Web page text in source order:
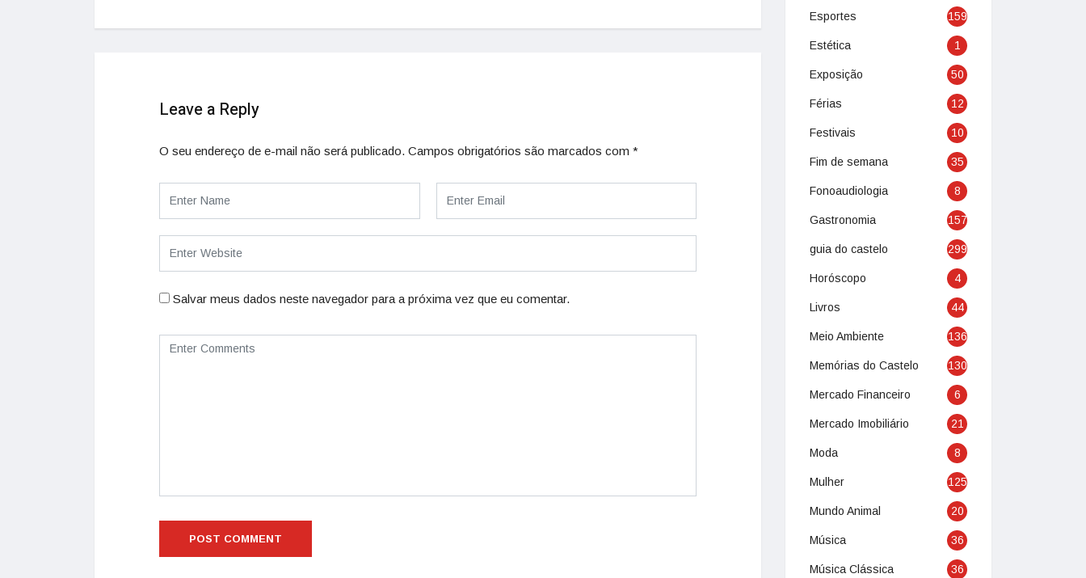
Leave a Reply
O seu endereço de e-mail não será publicado. Campos obrigatórios são marcados com *
Salvar meus dados neste navegador para a próxima vez que eu comentar.
Esportes 159
Estética 1
Exposição 50
Férias 12
Festivais 10
Fim de semana 35
Fonoaudiologia 8
Gastronomia 157
guia do castelo 299
Horóscopo 4
Livros 44
Meio Ambiente 136
Memórias do Castelo 130
Mercado Financeiro 6
Mercado Imobiliário 21
Moda 8
Mulher 125
Mundo Animal 20
Música 36
Música Clássica 36